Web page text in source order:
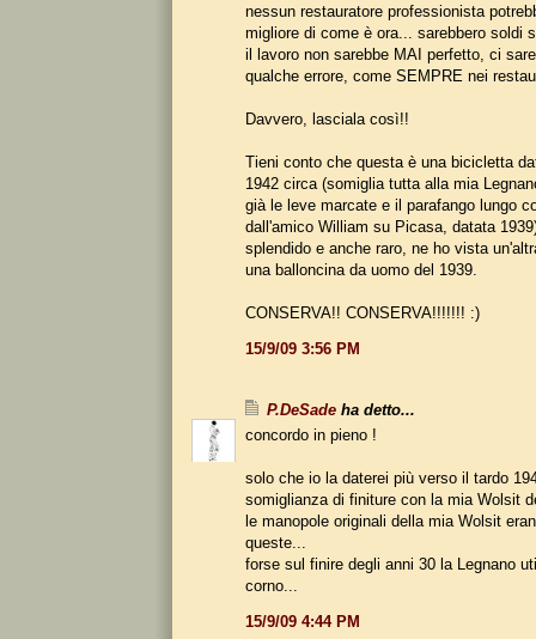
nessun restauratore professionista
migliore di come è ora... sarebbero soldi
il lavoro non sarebbe MAI perfetto, ci
qualche errore, come SEMPRE nei
Davvero, lasciala così!!
Tieni conto che questa è una bicicletta
1942 circa (somiglia tutta alla mia
già le leve marcate e il parafango lungo
dall'amico William su Picasa, datata
splendido e anche raro, ne ho vista
una balloncina da uomo del 1939.
CONSERVA!! CONSERVA!!!!!!! :)
15/9/09 3:56 PM
P.DeSade ha detto...
concordo in pieno !
solo che io la daterei più verso il tardo
somiglianza di finiture con la mia Wolsit
le manopole originali della mia Wolsit
queste...
forse sul finire degli anni 30 la Legnano
corno...
15/9/09 4:44 PM